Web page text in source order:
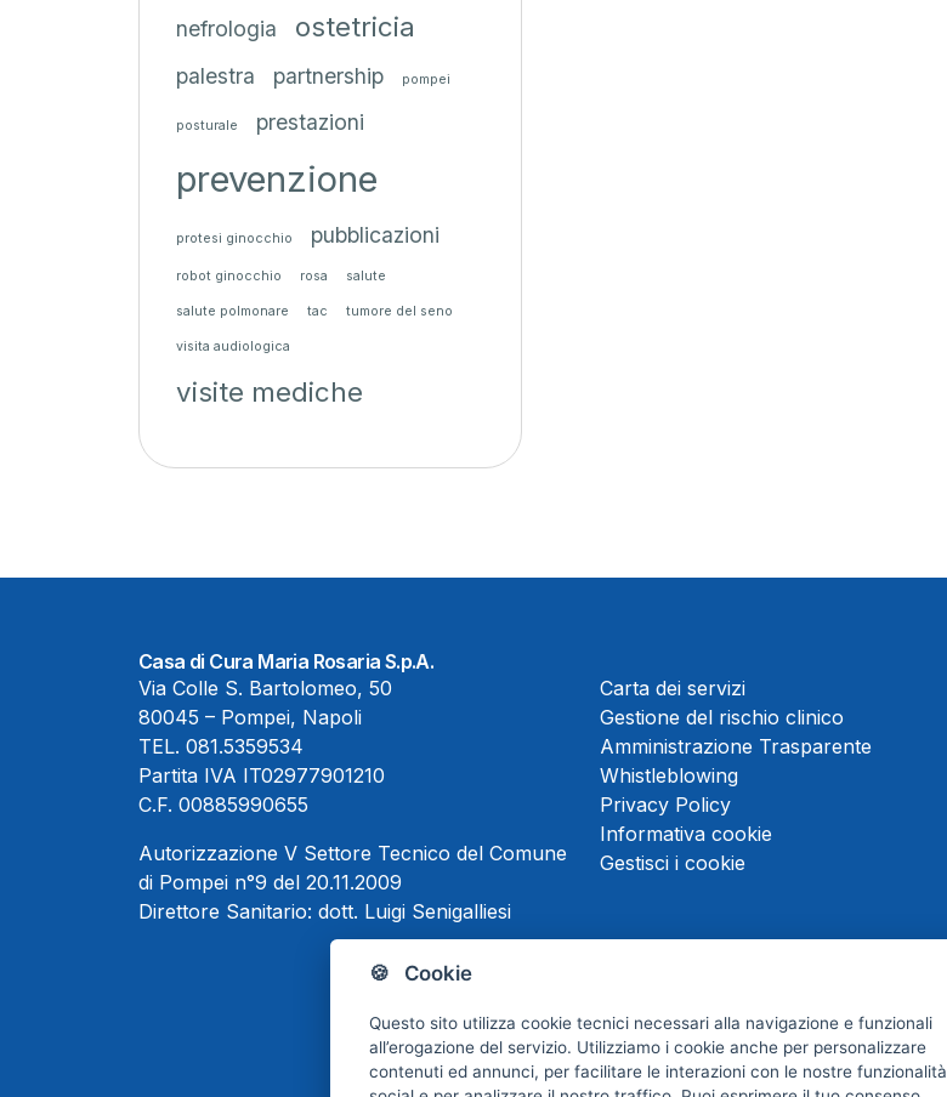
🍪 Cookie
Questo sito utilizza cookie tecnici necessari alla navigazione e funzionali
all’erogazione del servizio. Utilizziamo i cookie anche per personalizzare
contenuti ed annunci, per facilitare le interazioni con le nostre funzionalità
nefrologia ostetricia
palestra partnership pompei
posturale prestazioni
prevenzione
protesi ginocchio pubblicazioni
robot ginocchio rosa salute
salute polmonare tac tumore del seno
visita audiologica
visite mediche
Casa di Cura Maria Rosaria S.p.A.
Via Colle S. Bartolomeo, 50
80045 – Pompei, Napoli
TEL. 081.5359534
Partita IVA IT02977901210
C.F. 00885990655
Autorizzazione V Settore Tecnico del Comune
di Pompei n°9 del 20.11.2009
Direttore Sanitario: dott. Luigi Senigalliesi
Carta dei servizi
Gestione del rischio clinico
Amministrazione Trasparente
Whistleblowing
Privacy Policy
Informativa cookie
Gestisci i cookie